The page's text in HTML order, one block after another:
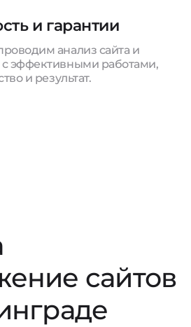
и гарантии
анализ сайта и
эффективными работами,
и результат.
сайтов